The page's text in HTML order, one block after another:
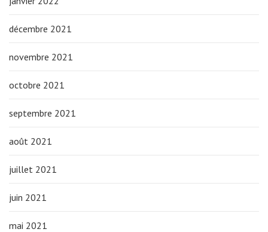
décembre 2021
novembre 2021
octobre 2021
septembre 2021
août 2021
juillet 2021
juin 2021
mai 2021